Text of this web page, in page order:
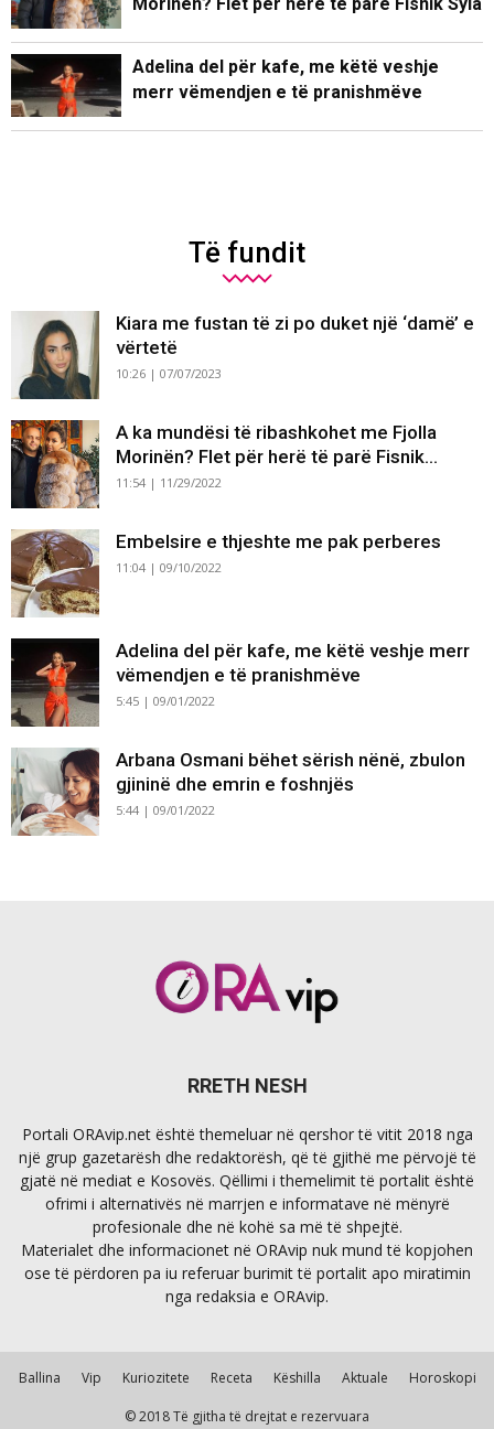
Adelina del për kafe, me këtë veshje
merr vëmendjen e të pranishmëve
Të fundit
Kiara me fustan të zi po duket një ‘damë’ e
vërtetë
10:26 | 07/07/2023
A ka mundësi të ribashkohet me Fjolla
Morinën? Flet për herë të parë Fisnik...
11:54 | 11/29/2022
Embelsire e thjeshte me pak perberes
11:04 | 09/10/2022
Adelina del për kafe, me këtë veshje merr
vëmendjen e të pranishmëve
5:45 | 09/01/2022
Arbana Osmani bëhet sërish nënë, zbulon
gjininë dhe emrin e foshnjës
5:44 | 09/01/2022
RRETH NESH
Portali ORAvip.net është themeluar në qershor të vitit 2018 nga
një grup gazetarësh dhe redaktorësh, që të gjithë me përvojë të
gjatë në mediat e Kosovës. Qëllimi i themelimit të portalit është
ofrimi i alternativës në marrjen e informatave në mënyrë
profesionale dhe në kohë sa më të shpejtë.
Materialet dhe informacionet në ORAvip nuk mund të kopjohen
ose të përdoren pa iu referuar burimit të portalit apo miratimin
nga redaksia e ORAvip.
Ballina Vip Kuriozitete Receta Këshilla Aktuale Horoskopi
© 2018 Të gjitha të drejtat e rezervuara